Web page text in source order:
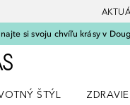
si svoju chvíľu krásy v
Domov
ŠTÝL